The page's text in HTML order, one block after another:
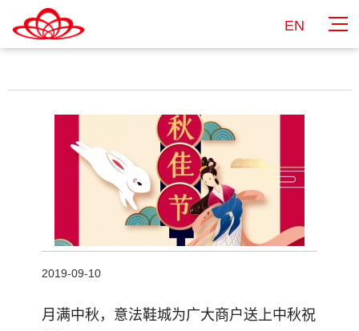
EN
2019-09-10
月满中秋，意法鞋城为广大商户送上中秋祝